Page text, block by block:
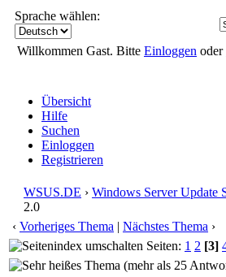
Sprache wählen:
Willkommen Gast. Bitte Einloggen oder
Übersicht
Hilfe
Suchen
Einloggen
Registrieren
WSUS.DE › Windows Server Update
2.0
‹ Vorheriges Thema | Nächstes Thema ›
Seiten: 1 2 [3]